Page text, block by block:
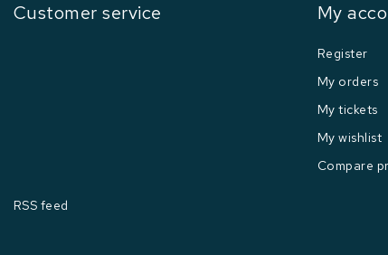
Customer service
RSS feed
My
Register
My orders
My tickets
My wishlist
Compare